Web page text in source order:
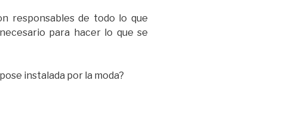
responsables de todo lo que
para hacer lo que se
instalada por la moda?